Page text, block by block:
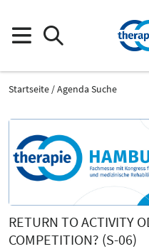
Startseite
Agenda Suche
RETURN TO ACTIVITY
COMPETITION? (S-06)